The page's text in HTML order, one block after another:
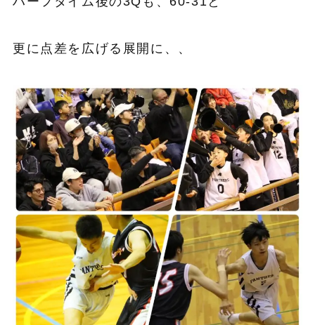
更に点差を広げる展開に、、